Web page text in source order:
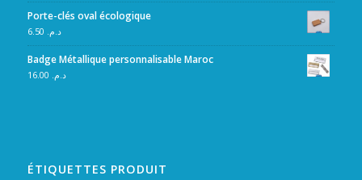
Porte-clés oval écologique
د.م.
Badge Métallique personnalisable Maroc
د.م.
ÉTIQUETTES PRODUIT